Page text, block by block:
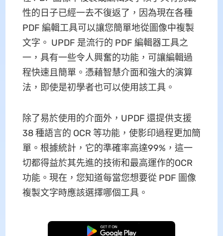
性的日子已經一去不復返了，因為現在各種
PDF 編輯工具可以讓您簡單地從圖像中複製
文字。 UPDF 是流行的 PDF 編輯器工具之
一，具有一些令人興奮的功能，可讓編輯過
程快速且簡單。憑藉智慧介面和強大的演算
法，即使是初學者也可以使用該工具。
除了易於使用的介面外，UPDF 還提供支援
38 種語言的 OCR 等功能，使影印過程更加簡
單。根據統計，它的準確率高達99%，這一
切都得益於其先進的技術和最高運作的OCR
功能。現在，您知道每當您想要從 PDF 圖像
複製文字時應該選擇哪個工具。
免費下載